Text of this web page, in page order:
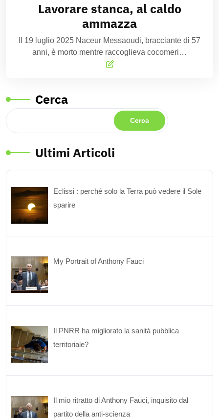
Lavorare stanca, al caldo
ammazza
Il 19 luglio 2025 Naceur Messaoudi, bracciante di 57
anni, è morto mentre raccoglieva cocomeri…
Cerca
Cerca
Ultimi Articoli
Eclissi : perché solo la Terra può vedere il Sole
sparire
My Portrait of Anthony Fauci
Il PNRR ha migliorato la sanità pubblica
territoriale?
Il mio ritratto di Anthony Fauci, inquisito dal
partito della anti-scienza